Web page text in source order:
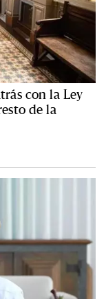
con la Ley
de la